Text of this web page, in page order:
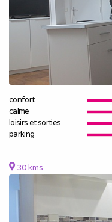
confort
calme
loisirs et sorties
parking
30 kms